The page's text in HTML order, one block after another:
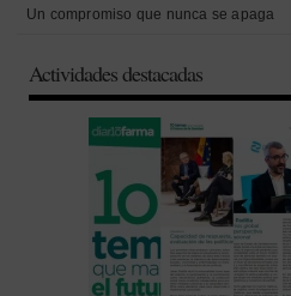
Un compromiso que nunca se apaga
Actividades destacadas